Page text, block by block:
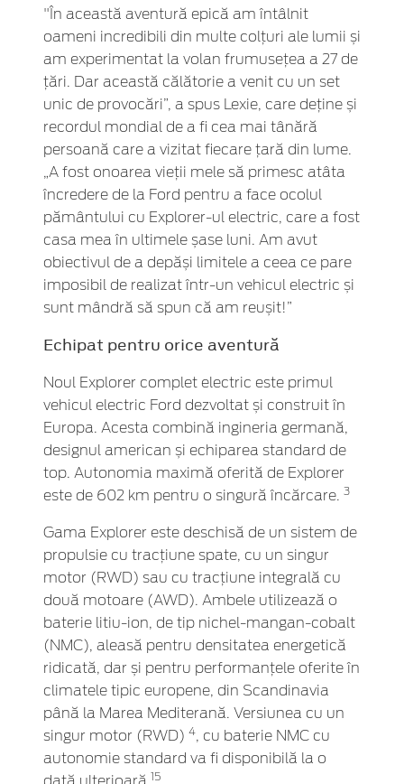
"În această aventură epică am întâlnit
oameni incredibili din multe colțuri ale lumii și
am experimentat la volan frumusețea a 27 de
țări. Dar această călătorie a venit cu un set
unic de provocări”, a spus Lexie, care deține și
recordul mondial de a fi cea mai tânără
persoană care a vizitat fiecare țară din lume.
„A fost onoarea vieții mele să primesc atâta
încredere de la Ford pentru a face ocolul
pământului cu Explorer-ul electric, care a fost
casa mea în ultimele șase luni. Am avut
obiectivul de a depăși limitele a ceea ce pare
imposibil de realizat într-un vehicul electric și
sunt mândră să spun că am reușit!”
Echipat pentru orice aventură
Noul Explorer complet electric este primul
vehicul electric Ford dezvoltat și construit în
Europa. Acesta combină ingineria germană,
designul american și echiparea standard de
top. Autonomia maximă oferită de Explorer
este de 602 km pentru o singură încărcare. 3
Gama Explorer este deschisă de un sistem de
propulsie cu tracțiune spate, cu un singur
motor (RWD) sau cu tracțiune integrală cu
două motoare (AWD). Ambele utilizează o
baterie litiu-ion, de tip nichel-mangan-cobalt
(NMC), aleasă pentru densitatea energetică
ridicată, dar și pentru performanțele oferite în
climatele tipic europene, din Scandinavia
până la Marea Mediterană. Versiunea cu un
singur motor (RWD) 4, cu baterie NMC cu
autonomie standard va fi disponibilă la o
15